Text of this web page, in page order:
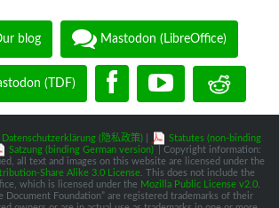
blog Mastodon (LibreOffice)
(TDF)
Datenschutzerklärung (隐私政策)|
Statutes (non-binding
Satzung (binding German version)
| Copyright information:
all text and images on this website are licensed under the
Share Alike 3.0 License . This does not include the
which is licensed under the Mozilla Public License v2.0
Document Foundation” are registered trademarks of their